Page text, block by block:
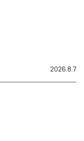
2026.8.7